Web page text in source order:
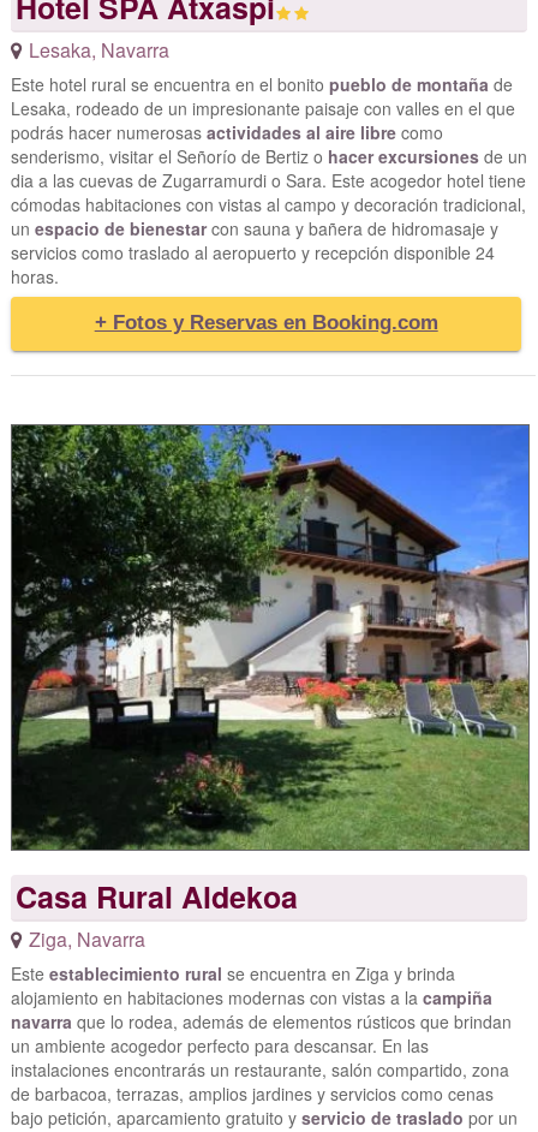
Lesaka, Navarra
Este hotel rural se encuentra en el bonito pueblo de montaña de
Lesaka, rodeado de un impresionante paisaje con valles en el que
podrás hacer numerosas actividades al aire librecomo
senderismo, visitar el Señorío de Bertiz o hacer excursionesde un
dia a las cuevas de Zugarramurdi o Sara. Este acogedor hotel tiene
cómodas habitaciones con vistas al campo y decoración tradicional,
un espacio de bienestarcon sauna y bañera de hidromasaje y
servicios como traslado al aeropuerto y recepción disponible 24
horas.
+ Fotos y Reservas en Booking.com
Casa Rural Aldekoa
Ziga, Navarra
Este establecimiento rural se encuentra en Ziga y brinda
alojamiento en habitaciones modernas con vistas a la campiña
navarra que lo rodea, además de elementos rústicos que brindan
un ambiente acogedor perfecto para descansar. En las
instalaciones encontrarás un restaurante, salón compartido, zona
de barbacoa, terrazas, amplios jardines y servicios como cenas
bajo petición, aparcamiento gratuito y servicio de traslado por un